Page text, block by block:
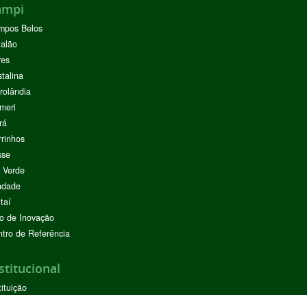
Belos
de Inovação
de Referência